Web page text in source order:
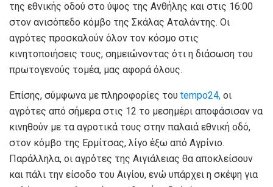
της εθνικής οδού στο ύψος της Ανθήλης και στις 16:00
στον ανισόπεδο κόμβο της Σκάλας Αταλάντης. Οι
αγρότες προσκαλούν όλον τον κόσμο στις
κινητοποιήσεις τους, σημειώνοντας ότι η διάσωση του
πρωτογενούς τομέα, μας αφορά όλους.
Επίσης, σύμφωνα με πληροφορίες του tempo24, οι
αγρότες από σήμερα στις 12 το μεσημέρι αποφάσισαν να
κινηθούν με τα αγροτικά τους στην παλαιά εθνική οδό,
στον κόμβο της Ερμίτσας, λίγο έξω από Αγρίνιο.
Παράλληλα, οι αγρότες της Αιγιάλειας θα αποκλείσουν
και πάλι την είσοδο του Αιγίου, ενώ υπάρχει η σκέψη για